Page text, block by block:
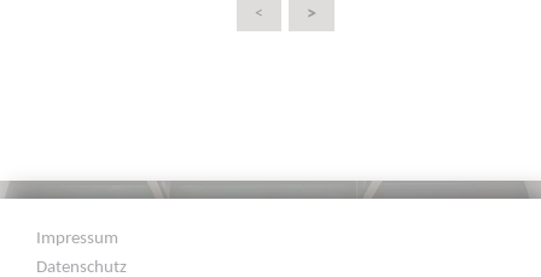
< >
Impressum
Datenschutz